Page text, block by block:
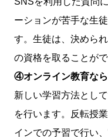
ーションが苦手な生
す。生徒は、決めら
の資格を取ることがで
④オンライン教育な
新しい学習方法とし
を行います。反転授
インでの予習で行い